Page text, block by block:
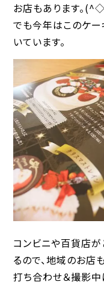
お店もあります。
でも今年はこのケー
いています。
コンビニや百貨店
るので、地域のお店
打ち合わせ＆撮影中